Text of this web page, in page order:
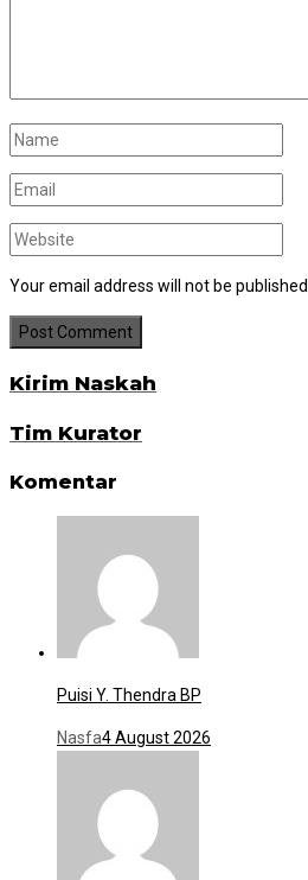
Your email address will not be published.
Kirim Naskah
Tim Kurator
Komentar
Puisi Y. Thendra BP
Nasfa4 August 2026